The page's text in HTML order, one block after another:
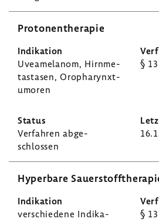
Proto­nen­the­rapie
Uvea­me­l­anom, Hirn­me­
ta­stasen, Oropha­rynxt­
u­moren
§
Verfahren abge­
schlossen
Hyper­bare
verschie­dene Indi­ka­
§